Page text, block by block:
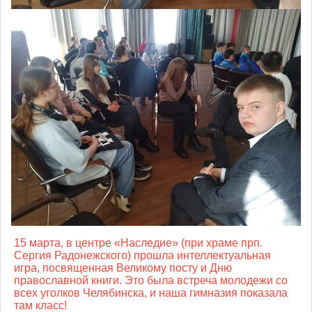
15 марта, в центре «Наследие» (при храме прп.
Сергия Радонежского) прошла интеллектуальная
игра, посвященная Великому посту и Дню
православной книги. Это была встреча молодежи со
всех уголков Челябинска, и наша гимназия показала
там класс!